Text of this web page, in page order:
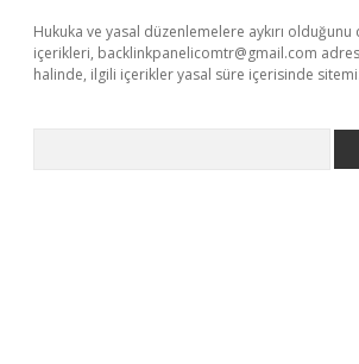
Hukuka ve yasal düzenlemelere aykırı
içerikleri, backlinkpanelicomtr@gmail.com
halinde, ilgili içerikler yasal süre içerisinde